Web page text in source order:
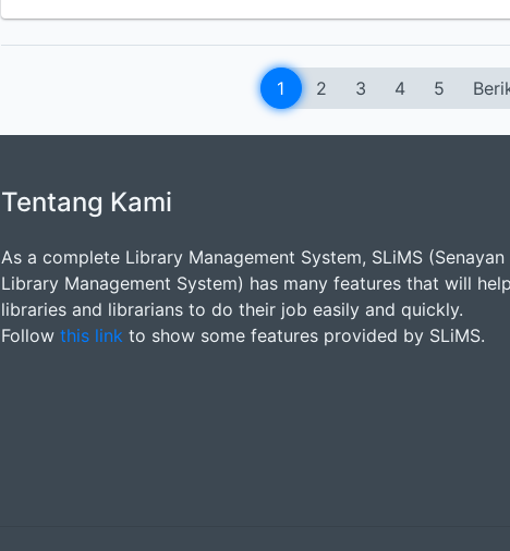
1 2 3 4 5
Tentang Kami
As a complete Library Management System, SLiMS (Senayan
Library Management System) has many features that will help
libraries and librarians to do their job easily and quickly.
Follow this link to show some features provided by SLiMS.